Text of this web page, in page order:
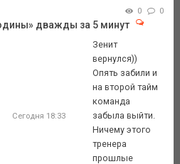
0 0
дважды за 5 минут
Сегодня 18:33
Зенит
вернулся))
Опять забили и
на второй тайм
команда
забыла выйти.
Ничему этого
тренера
прошлые